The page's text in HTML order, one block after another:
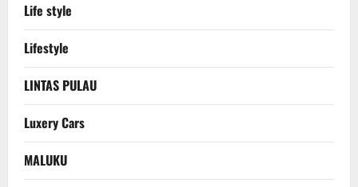
Life style
Lifestyle
LINTAS PULAU
Luxery Cars
MALUKU